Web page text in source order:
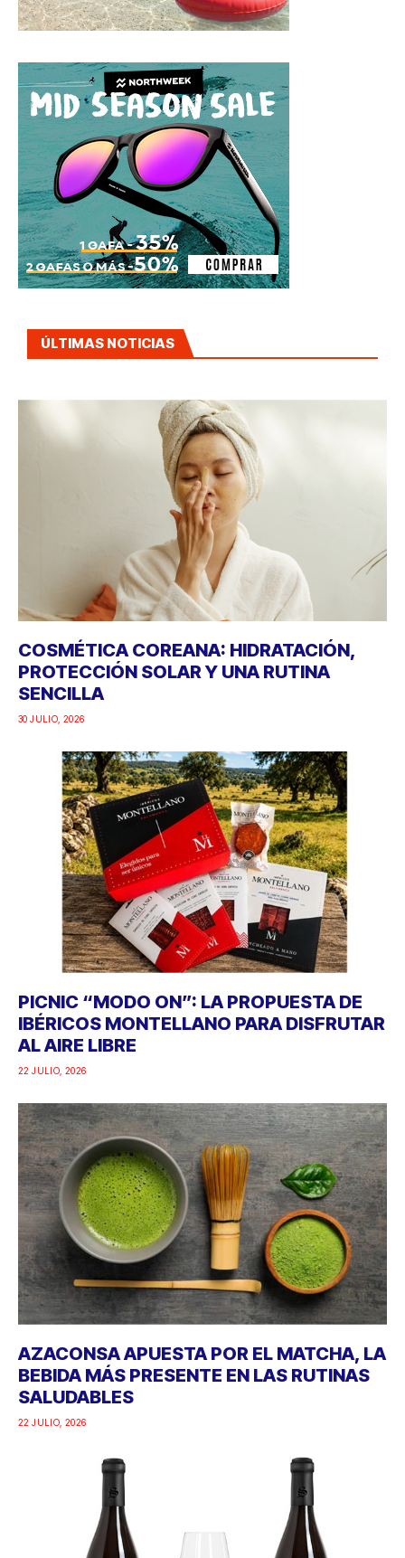
ÚLTIMAS NOTICIAS
COSMÉTICA COREANA: HIDRATACIÓN,
PROTECCIÓN SOLAR Y UNA RUTINA
SENCILLA
30 JULIO, 2026
PICNIC “MODO ON”: LA PROPUESTA DE
IBÉRICOS MONTELLANO PARA DISFRUTAR
AL AIRE LIBRE
22 JULIO, 2026
AZACONSA APUESTA POR EL MATCHA, LA
BEBIDA MÁS PRESENTE EN LAS RUTINAS
SALUDABLES
22 JULIO, 2026